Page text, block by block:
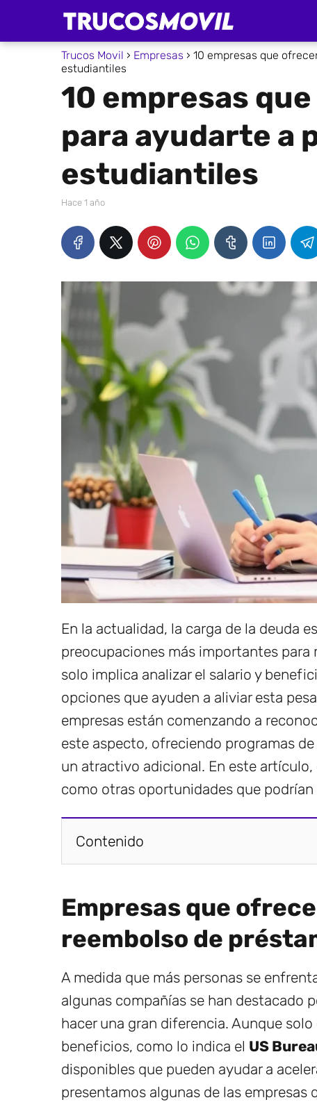
Trucos Movil Empresas
10 empresas que
estudiantiles
10 empresas
para ayudarte a
estudiantiles
hace 1 año
En la actualidad, la carga de la deuda
preocupaciones más importantes
solo implica analizar el salario y
opciones que ayuden a aliviar esta
empresas están comenzando a
este aspecto, ofreciendo programas
un atractivo adicional. En este
como otras oportunidades que
Contenido
Empresas que
reembolso de
A medida que más personas se
algunas compañías se han destacado
hacer una gran diferencia. Aunque
beneficios, como lo indica el US
disponibles que pueden ayudar a
presentamos algunas de las empresas